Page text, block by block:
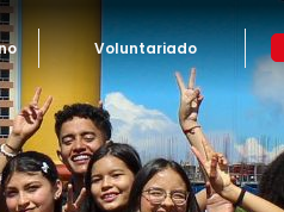
Voluntariado